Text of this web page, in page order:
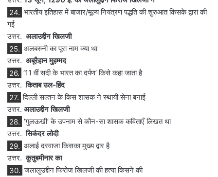
24. भारतीय इतिहास में बाजार/मूल्य नियंत्रण पद्धति की शुरुआत किसके द्वारा की
गई
उत्तर. अलाउद्दीन खिलजी
25. अलबरुनी का पूरा नाम क्या था
उत्तर. अबूरैहान मुहम्मद
26. ‘11 वीं सदी के भारत का दर्पण’ किसे कहा जाता है
उत्तर. किताब उल-हिंद
27. दिल्ली सल्तन के किस शासक ने स्थायी सेना बनाई
उत्तर. अलाउद्दीन खिलजी
28. ‘गुलऊखी’ के उपनाम से कौन-सा शासक कविताएँ लिखत था
उत्तर. सिकंदर लोदी
29. अलाई दरवाजा किसका मुख्य द्वार है
उत्तर. कुतुबमीनार का
30. जलालुउद्दीन फिरोज खिलजी की हत्या किसने की